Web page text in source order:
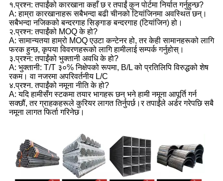
१.प्रश्न: तपाईंको कारखाना कहाँ छ र तपाईं कुन पोर्टमा निर्यात गर्नुहुन्छ?
A: हाम्रा कारखानाहरू सबैभन्दा बढी चीनको टियांजिनमा अवस्थित छन्।
सबैभन्दा नजिकको बन्दरगाह सिङ्गाङ बन्दरगाह (टियांजिन) हो।
२.प्रश्न: तपाईंको MOQ के हो?
A: सामान्यतया हाम्रो MOQ एउटा कन्टेनर हो, तर केही सामानहरूको लागि
फरक हुन्छ, कृपया विवरणहरूको लागि हामीलाई सम्पर्क गर्नुहोस्।
३.प्रश्न: तपाईंको भुक्तानी अवधि के हो?
A: भुक्तानी: T/T ३०% निक्षेपको रूपमा, B/L को प्रतिलिपि विरुद्धको शेष
रकम। वा नजरमा अपरिवर्तनीय L/C
४.प्रश्न. तपाईंको नमूना नीति के हो?
A: यदि हामीसँग स्टकमा तयार भागहरू छन् भने हामी नमूना आपूर्ति गर्न
सक्छौं, तर ग्राहकहरूले कुरियर लागत तिर्नुपर्छ।र तपाईंले अर्डर गरेपछि सबै
नमूना लागत फिर्ता गरिनेछ।